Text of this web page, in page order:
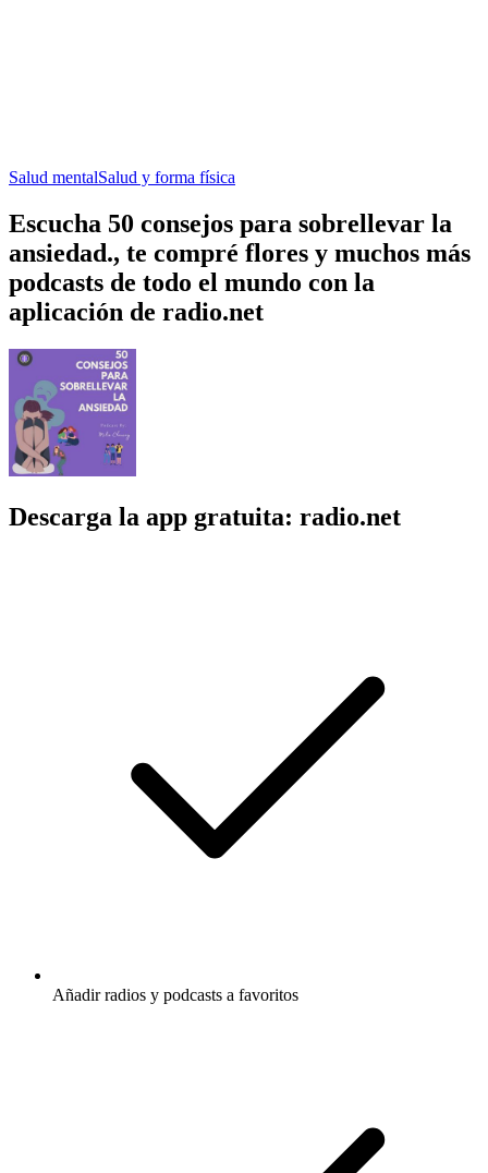
Salud mentalSalud y forma física
Escucha 50 consejos para sobrellevar la
ansiedad., te compré flores y muchos más
podcasts de todo el mundo con la
aplicación de radio.net
Descarga la app gratuita: radio.net
Añadir radios y podcasts a favoritos